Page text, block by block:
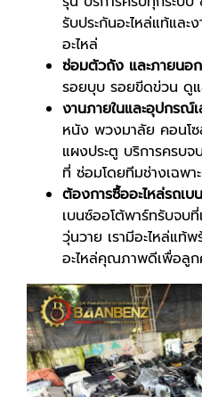
รับประกันอะไหล่แท้แล
อะไหล่
ซ่อมตัวถัง และภายนอก
รอยบุบ รอยขีดข่วน ดูแ
งานภายในและอุปกรณ์
หนัง พวงมาลัย คอนโ
แผงประตู บริการครบจ
ที่ ซ่อมโดยทีมช่างเฉพา
ต้องการซื้ออะไหล่รถเบ
เบนซ์ออโต้พาร์ทรับจบ
วุ่นวาย เรามีอะไหล่แท้พ
อะไหล่คุณภาพดีเพื่อลู